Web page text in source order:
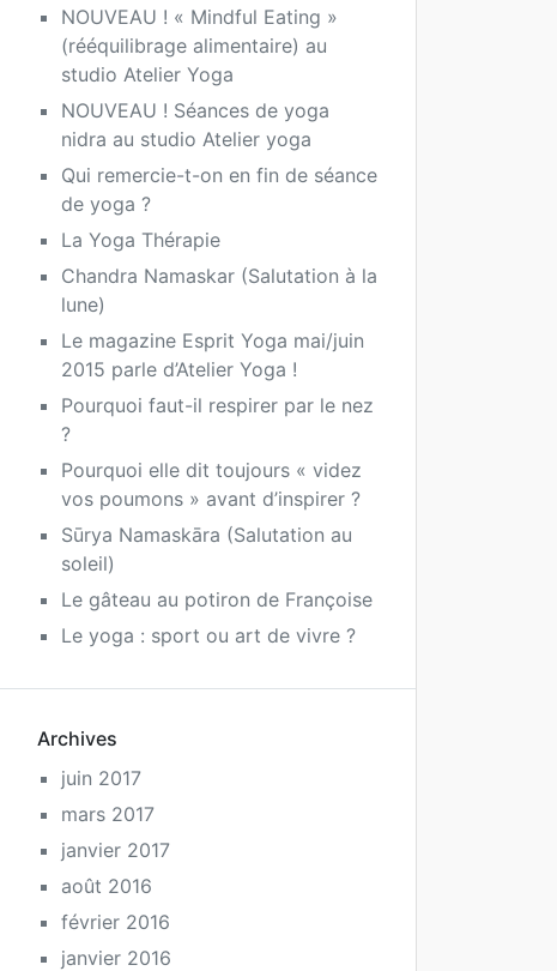
NOUVEAU ! « Mindful Eating »
(rééquilibrage alimentaire) au
studio Atelier Yoga
NOUVEAU ! Séances de yoga
nidra au studio Atelier yoga
Qui remercie-t-on en fin de séance
de yoga ?
La Yoga Thérapie
Chandra Namaskar (Salutation à la
lune)
Le magazine Esprit Yoga mai/juin
2015 parle d’Atelier Yoga !
Pourquoi faut-il respirer par le nez
?
Pourquoi elle dit toujours « videz
vos poumons » avant d’inspirer ?
Sūrya Namaskāra (Salutation au
soleil)
Le gâteau au potiron de Françoise
Le yoga : sport ou art de vivre ?
Archives
juin 2017
mars 2017
janvier 2017
août 2016
février 2016
janvier 2016